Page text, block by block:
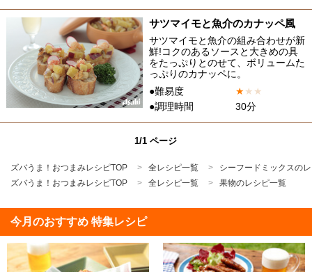
サツマイモと魚介のカナッペ風
サツマイモと魚介の組み合わせが新
鮮!コクのあるソースと大きめの具
をたっぷりとのせて、ボリュームた
っぷりのカナッペに。
●難易度
★★ ★
●調理時間
30分
1/1 ページ
ズバうま！おつまみレシピTOP 全レシピ一覧
シーフードミックスの
ズバうま！おつまみレシピTOP
全レシピ一覧 果物のレシピ一覧
今月のおすすめ 特集レシピ